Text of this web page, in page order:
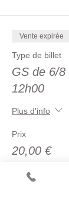
Vente expirée
Type de billet
GS de 6/
12h00
Plus d'info
Prix
20,00 €